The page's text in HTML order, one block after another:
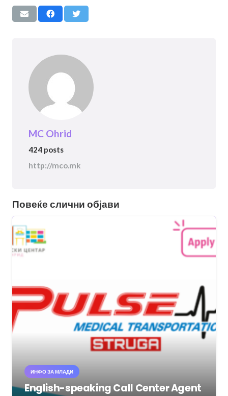
MC Ohrid
424 posts
http://mco.mk
Повеќе слични објави
ИНФО ЗА МЛАДИ
English-speaking Call Center Agent